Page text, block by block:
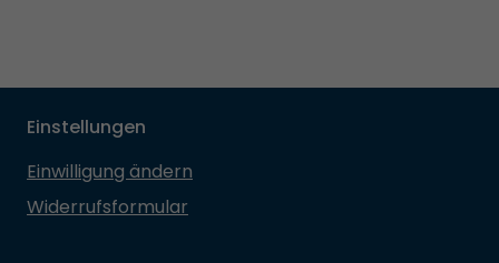
Einstellungen
Einwilligung ändern
Widerrufsformular